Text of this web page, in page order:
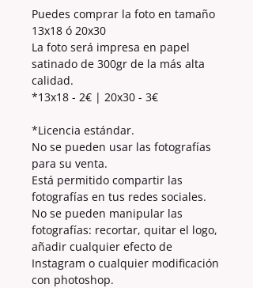
Puedes comprar la foto en tamaño
13x18 ó 20x30
La foto será impresa en papel
satinado de 300gr de la más alta
calidad.
*13x18 - 2€ | 20x30 - 3€
*Licencia estándar.
No se pueden usar las fotografías
para su venta.
Está permitido compartir las
fotografías en tus redes sociales.
No se pueden manipular las
fotografías: recortar, quitar el logo,
añadir cualquier efecto de
Instagram o cualquier modificación
con photoshop.